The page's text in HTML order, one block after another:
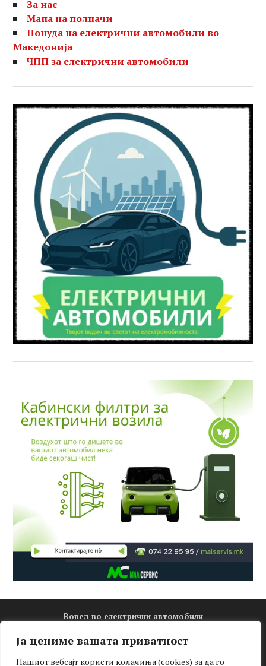
Ја цениме вашата приватност
Нашиот вебсајт користи колачиња (cookies) за да го
За нас
Мапа на полначи
Понуда на електрични автомобили во
Македонија
ЧПП за електрични автомобили
Вовед во електрични автомобили
Новости